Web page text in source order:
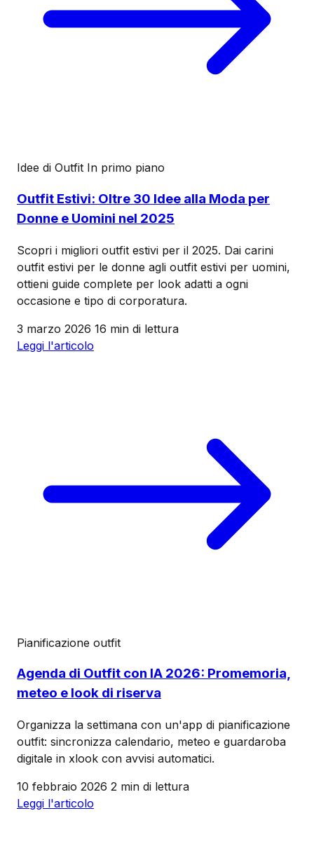
Idee di Outfit In primo piano
Outfit Estivi: Oltre 30 Idee alla Moda per
Donne e Uomini nel 2025
Scopri i migliori outfit estivi per il 2025. Dai carini
outfit estivi per le donne agli outfit estivi per uomini,
ottieni guide complete per look adatti a ogni
occasione e tipo di corporatura.
3 marzo 2026 16 min di lettura
Leggi l'articolo
Pianificazione outfit
Agenda di Outfit con IA 2026: Promemoria,
meteo e look di riserva
Organizza la settimana con un'app di pianificazione
outfit: sincronizza calendario, meteo e guardaroba
digitale in xlook con avvisi automatici.
10 febbraio 2026 2 min di lettura
Leggi l'articolo